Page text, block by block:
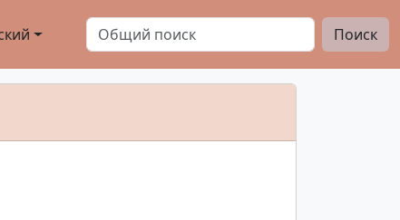
Поиск